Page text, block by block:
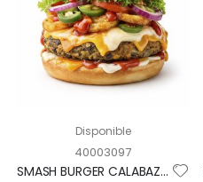
Disponible
40003097
SMASH BURGER CALABAZA VEGGIE 90g BOLSA 1,17Kg (CAJA 4 BOLSAS)